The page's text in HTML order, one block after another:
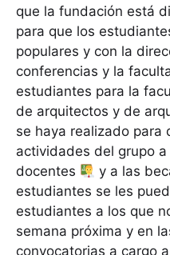
que la fundación está
para que los
populares y con la
conferencias y la
estudiantes para la
de arquitectos y de
se haya realizado para
actividades del grupo
docentes
y a las
estudiantes se les
estudiantes a los que
semana próxima y en
convocatorias a cargo